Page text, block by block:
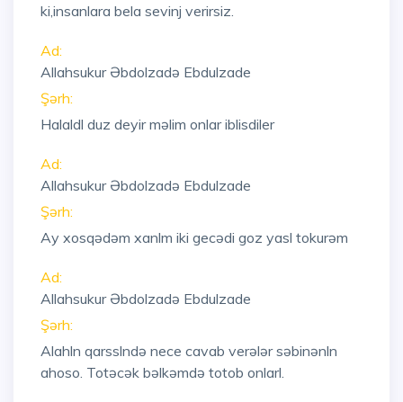
ki,insanlara bela sevinj verirsiz.
Ad:
Allahsukur Əbdolzadə Ebdulzade
Şərh:
Halaldl duz deyir məlim onlar iblisdiler
Ad:
Allahsukur Əbdolzadə Ebdulzade
Şərh:
Ay xosqədəm xanlm iki gecədi goz yasl tokurəm
Ad:
Allahsukur Əbdolzadə Ebdulzade
Şərh:
Alahln qarsslndə nece cavab verələr səbinənln
ahoso. Totəcək bəlkəmdə totob onlarl.